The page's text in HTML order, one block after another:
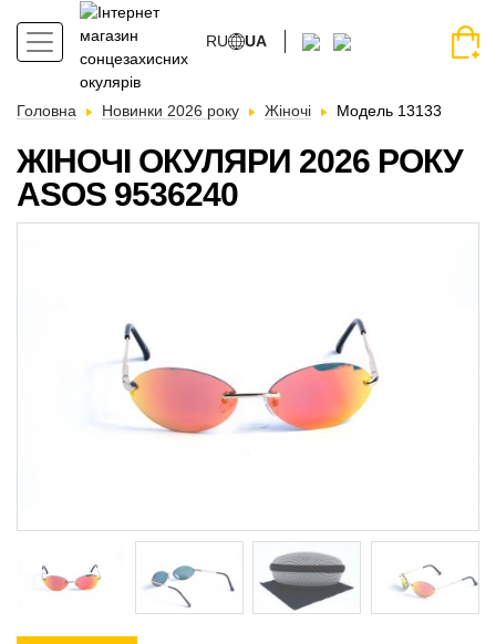
RU UA
Головна Новинки 2026 року Жіночі Модель 13133
ЖІНОЧІ ОКУЛЯРИ 2026 РОКУ
АSOS 9536240